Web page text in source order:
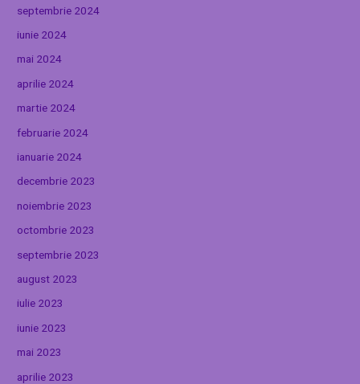
septembrie 2024
iunie 2024
mai 2024
aprilie 2024
martie 2024
februarie 2024
ianuarie 2024
decembrie 2023
noiembrie 2023
octombrie 2023
septembrie 2023
august 2023
iulie 2023
iunie 2023
mai 2023
aprilie 2023